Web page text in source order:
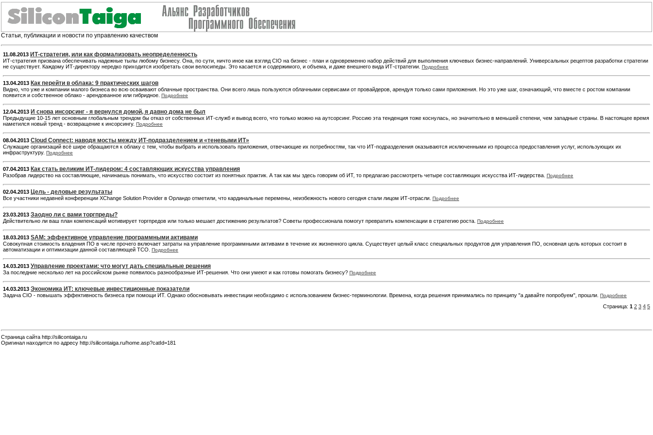
Статьи, публикации и новости по управлению качеством
11.08.2013 ИТ-стратегия, или как формализовать неопределенность
ИТ-стратегия призвана обеспечивать надежные тылы любому бизнесу. Она, по сути, ничто иное как взгляд CIO на бизнес - план и одновременно набор действий для выполнения ключевых бизнес-направлений. Универсальных рецептов разработки стратегии
не существует. Каждому ИТ-директору нередко приходится изобретать свои велосипеды. Это касается и содержимого, и объема, и даже внешнего вида ИТ-стратегии. Подробнее
13.04.2013 Как перейти в облака: 9 практических шагов
Видно, что уже и компании малого бизнеса во всю осваивают облачные пространства. Они всего лишь пользуются облачными сервисами от провайдеров, арендуя только сами приложения. Но это уже шаг, означающий, что вместе с ростом компании
появится и собственное облако - арендованное или гибридное. Подробнее
12.04.2013 И снова инсорсинг - я вернулся домой, я давно дома не был
Предыдущие 10-15 лет основным глобальным трендом бы отказ от собственных ИТ-служб и вывод всего, что только можно на аутсорсинг. Россию эта тенденция тоже коснулась, но значительно в меньшей степени, чем западные страны. В настоящее время
наметился новый тренд - возвращение к инсорсингу. Подробнее
08.04.2013 Cloud Connect: наводя мосты между ИТ-подразделением и «теневыми ИТ»
Служащие организаций всё шире обращаются к облаку с тем, чтобы выбрать и использовать приложения, отвечающие их потребностям, так что ИТ-подразделения оказываются исключенными из процесса предоставления услуг, использующих их
инфраструктуру. Подробнее
07.04.2013 Как стать великим ИТ-лидером: 4 составляющих искусства управления
Разобрав лидерство на составляющие, начинаешь понимать, что искусство состоит из понятных практик. А так как мы здесь говорим об ИТ, то предлагаю рассмотреть четыре составляющих искусства ИТ-лидерства. Подробнее
02.04.2013 Цель - деловые результаты
Все участники недавней конференции XChange Solution Provider в Орландо отметили, что кардинальные перемены, неизбежность нового сегодня стали лицом ИТ-отрасли. Подробнее
23.03.2013 Заодно ли с вами торгпреды?
Действительно ли ваш план компенсаций мотивирует торгпредов или только мешает достижению результатов? Советы профессионала помогут превратить компенсации в стратегию роста. Подробнее
18.03.2013 SAM: эффективное управление программными активами
Совокупная стоимость владения ПО в числе прочего включает затраты на управление программными активами в течение их жизненного цикла. Существует целый класс специальных продуктов для управления ПО, основная цель которых состоит в
автоматизации и оптимизации данной составляющей TCO. Подробнее
14.03.2013 Управление проектами: что могут дать специальные решения
За последние несколько лет на российском рынке появилось разнообразные ИТ-решения. Что они умеют и как готовы помогать бизнесу? Подробнее
14.03.2013 Экономика ИТ: ключевые инвестиционные показатели
Задача CIO - повышать эффективность бизнеса при помощи ИТ. Однако обосновывать инвестиции необходимо с использованием бизнес-терминологии. Времена, когда решения принимались по принципу "а давайте попробуем", прошли. Подробнее
Страница: 1 2 3 4 5
Страница сайта http://silicontaiga.ru
Оригинал находится по адресу http://silicontaiga.ru/home.asp?catId=181